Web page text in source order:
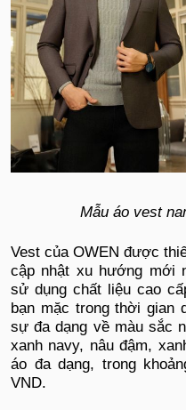
Mẫu áo vest
Vest của OWEN được
cập nhật xu hướng mới
sử dụng chất liệu cao
bạn mặc trong thời gian
sự đa dạng về màu sắc
xanh navy, nâu đậm,
áo đa dạng, trong
VND.